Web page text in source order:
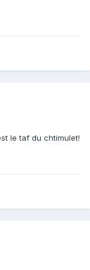
le taf du chtimulet!